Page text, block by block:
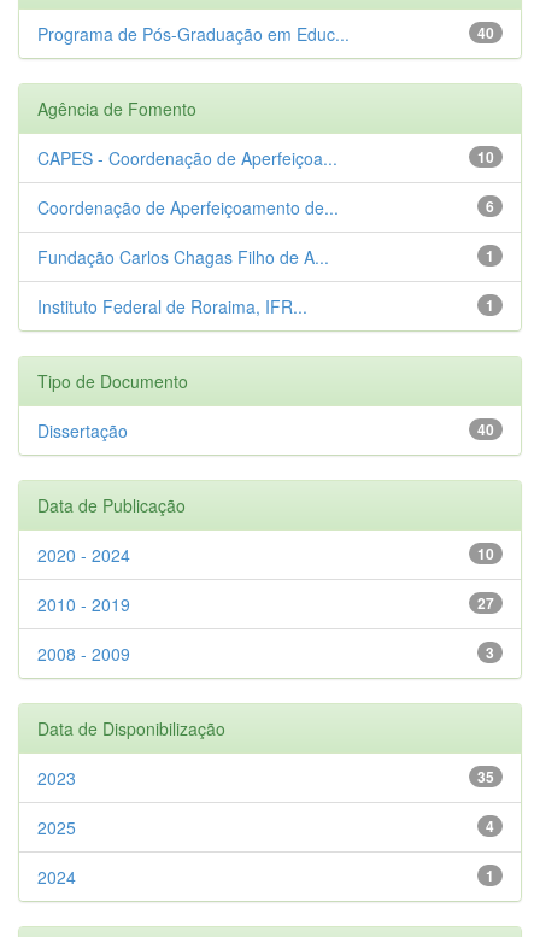
40
Programa de Pós-Graduação em Educ...
Agência de Fomento
10
CAPES - Coordenação de Aperfeiçoa...
6
Coordenação de Aperfeiçoamento de...
1
Fundação Carlos Chagas Filho de A...
1
Instituto Federal de Roraima, IFR...
Tipo de Documento
40
Dissertação
Data de Publicação
10
2020 - 2024
27
2010 - 2019
3
2008 - 2009
Data de Disponibilização
35
2023
4
2025
1
2024